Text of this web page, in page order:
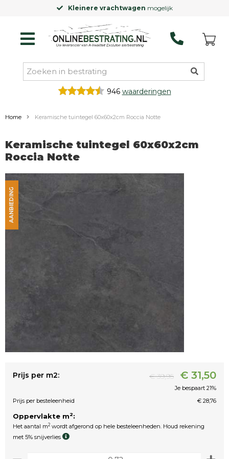
Laagste prijsgarantie
946 waarderingen
Home Keramische tuintegel 60x60x2cm Roccia Notte
Keramische tuintegel 60x60x2cm
Roccia Notte
AANBIEDING
Prijs per m2: € 39,95 € 31,50
Je bespaart 21%
Prijs per besteleenheid
€ 28,76
Oppervlakte m2:
Het aantal m2 wordt afgerond op hele besteleenheden. Houd rekening
met 5% snijverlies